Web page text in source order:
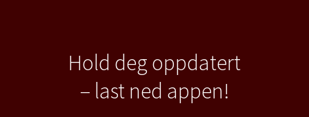
Hold deg oppdatert
– last ned appen!